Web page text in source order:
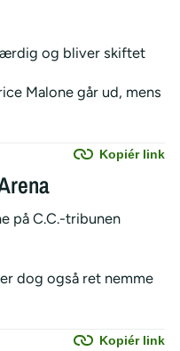
og bliver skiftet
Malone går ud, mens
Kopiér link
på C.C.-tribunen
dog også ret nemme
Kopiér link